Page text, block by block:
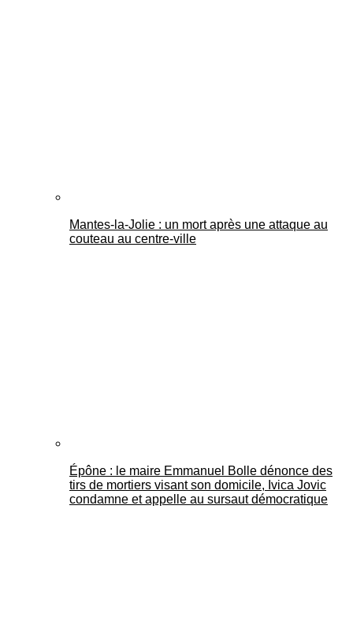
Mantes-la-Jolie : un mort après une attaque au
couteau au centre-ville
Épône : le maire Emmanuel Bolle dénonce des
tirs de mortiers visant son domicile, Ivica Jovic
condamne et appelle au sursaut démocratique